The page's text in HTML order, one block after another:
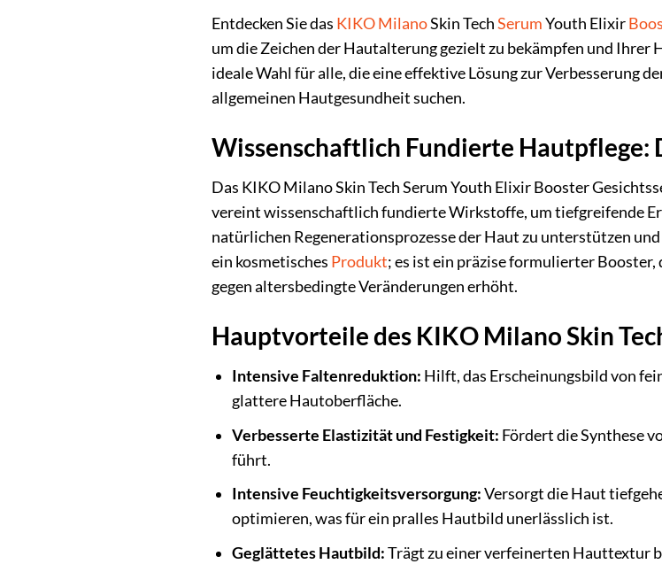
Entdecken Sie das KIKO MilanoSkin TechSerumYouth Elixir
um die Zeichen der Hautalterung gezielt zu bekämpfen und
ideale Wahl für alle, die eine effektive Lösung zur Verbesserung
allgemeinen Hautgesundheit suchen.
Wissenschaftlich Fundierte Hautpflege:
Das KIKO Milano Skin Tech Serum Youth Elixir Booster
vereint wissenschaftlich fundierte Wirkstoffe, um tiefgreifende
natürlichen Regenerationsprozesse der Haut zu unterstützen
ein kosmetisches Produkt; es ist ein präzise formulierter
gegen altersbedingte Veränderungen erhöht.
Hauptvorteile des KIKO Milano Skin
Intensive Faltenreduktion: Hilft, das Erscheinungsbild von
glattere Hautoberfläche.
Verbesserte Elastizität und Festigkeit: Fördert die Synthese
führt.
Intensive Feuchtigkeitsversorgung:Versorgt die Haut
optimieren, was für ein pralles Hautbild unerlässlich ist.
Geglättetes Hautbild:Trägt zu einer verfeinerten Hauttextur